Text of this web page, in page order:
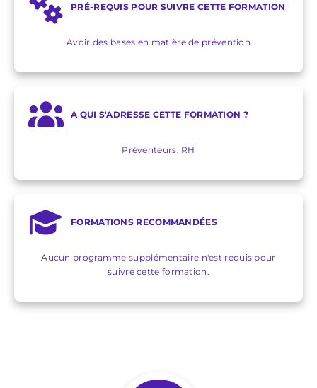
PRÉ-REQUIS POUR SUIVRE CETTE FORMATION
Avoir des bases en matière de prévention
A QUI S'ADRESSE CETTE FORMATION ?
Préventeurs, RH
FORMATIONS RECOMMANDÉES
Aucun programme supplémentaire n'est requis pour
suivre cette formation.